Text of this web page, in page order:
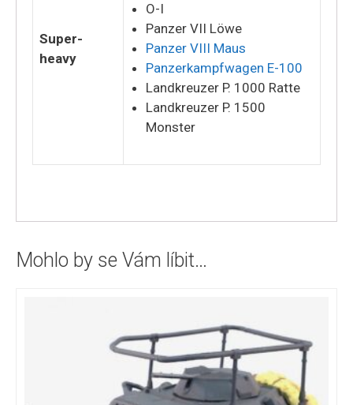
Super-
heavy
O-I
Panzer VII Löwe
Panzer VIII Maus
Panzerkampfwagen E-100
Landkreuzer P. 1000 Ratte
Landkreuzer P. 1500
Monster
Mohlo by se Vám líbit…